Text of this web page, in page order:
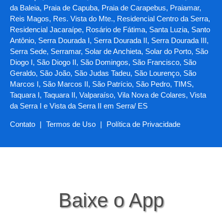
da Baleia, Praia de Capuba, Praia de Carapebus, Praiamar,
Reis Magos, Res. Vista do Mte., Residencial Centro da Serra,
Residencial Jacaraípe, Rosário de Fátima, Santa Luzia, Santo
Antônio, Serra Dourada I, Serra Dourada II, Serra Dourada III,
Serra Sede, Serramar, Solar de Anchieta, Solar do Porto, São
Diogo I, São Diogo II, São Domingos, São Francisco, São
Geraldo, São João, São Judas Tadeu, São Lourenço, São
Marcos I, São Marcos II, São Patrício, São Pedro, TIMS,
Taquara I, Taquara II, Valparaíso, Vila Nova de Colares, Vista
da Serra I e Vista da Serra II em Serra/ ES
Contato | Termos de Uso | Política de Privacidade
Baixe o App